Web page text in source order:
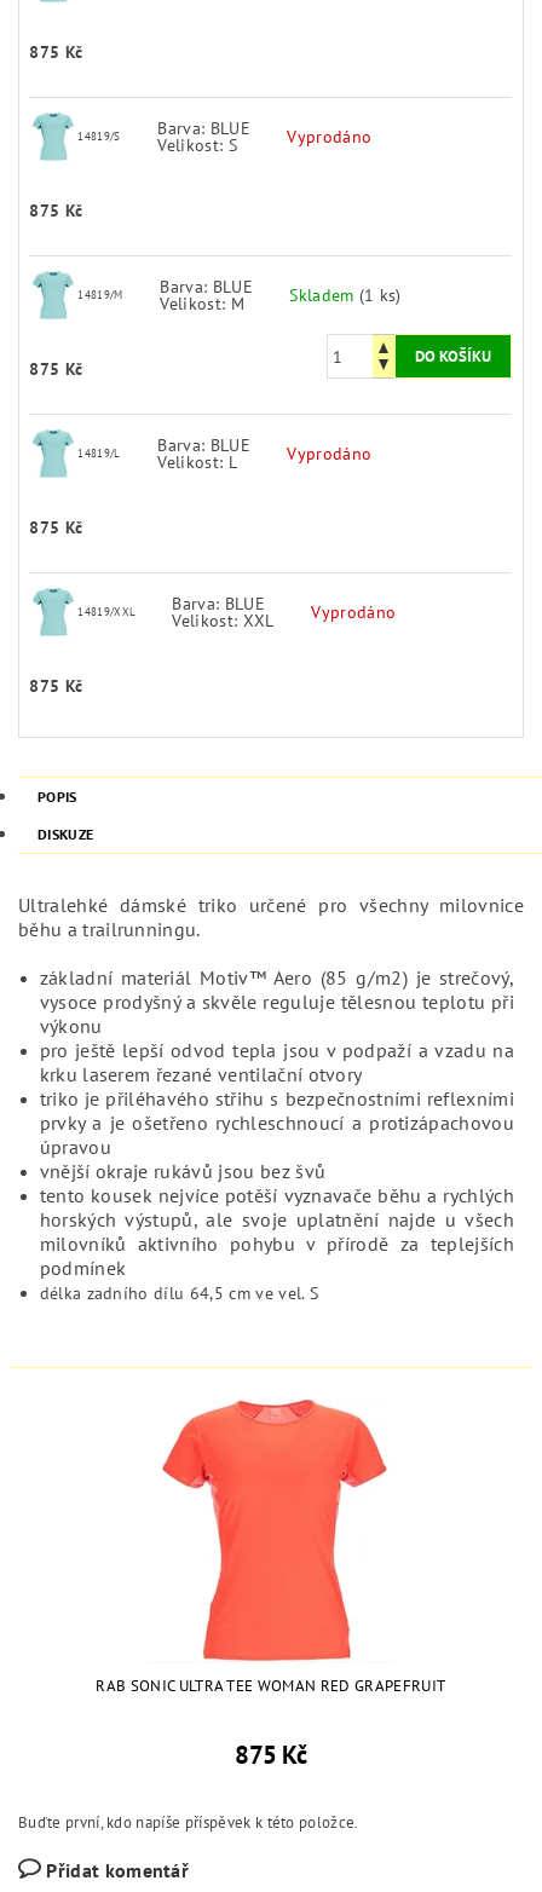
875 Kč
14819/S Barva: BLUE
Velikost: S Vyprodáno
875 Kč
14819/M Barva: BLUE
Velikost: M Skladem (1 ks)
875 Kč
14819/L Barva: BLUE
Velikost: L Vyprodáno
875 Kč
14819/XXL Barva: BLUE
Velikost: XXL Vyprodáno
875 Kč
POPIS
DISKUZE
Ultralehké dámské triko určené pro všechny milovnice
běhu a trailrunningu.
základní materiál Motiv™ Aero (85 g/m2) je strečový,
vysoce prodyšný a skvěle reguluje tělesnou teplotu při
výkonu
pro ještě lepší odvod tepla jsou v podpaží a vzadu na
krku laserem řezané ventilační otvory
triko je přiléhavého střihu s bezpečnostními reflexními
prvky a je ošetřeno rychleschnoucí a protizápachovou
úpravou
vnější okraje rukávů jsou bez švů
tento kousek nejvíce potěší vyznavače běhu a rychlých
horských výstupů, ale svoje uplatnění najde u všech
milovníků aktivního pohybu v přírodě za teplejších
podmínek
délka zadního dílu 64,5 cm ve vel. S
RAB SONIC ULTRA TEE WOMAN RED GRAPEFRUIT
875 Kč
Buďte první, kdo napíše příspěvek k této položce.
Přidat komentář